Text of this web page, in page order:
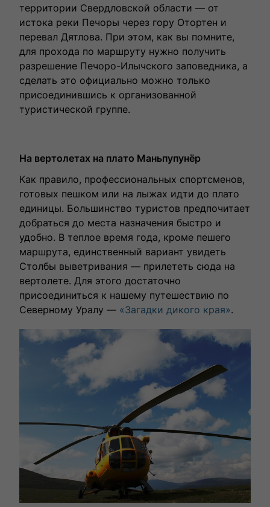
территории Свердловской области — от
истока реки Печоры через гору Отортен и
перевал Дятлова. При этом, как вы помните,
для прохода по маршруту нужно получить
разрешение Печоро-Илычского заповедника, а
сделать это официально можно только
присоединившись к организованной
туристической группе.
На вертолетах на плато Маньпупунёр
Как правило, профессиональных спортсменов,
готовых пешком или на лыжах идти до плато
единицы. Большинство туристов предпочитает
добраться до места назначения быстро и
удобно. В теплое время года, кроме пешего
маршрута, единственный вариант увидеть
Столбы выветривания — прилететь сюда на
вертолете. Для этого достаточно
присоединиться к нашему путешествию по
Северному Уралу — «Загадки дикого края».